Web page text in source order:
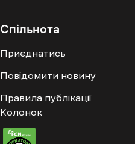
Спільнота
Приєднатись
Повідомити новину
Правила публікації
Колонок